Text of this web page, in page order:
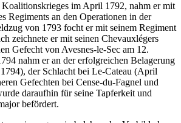
im April 1792, nahm er mit
Regiments an den Operationen in der
von 1793 focht er mit seinem Regiment
zeichnete er mit seinen Chevauxlégers
Gefecht von Avesnes-le-Sec am 12.
nahm er an der erfolgreichen Belagerung
der Schlacht bei Le-Cateau (April
Gefechten bei Cense-du-Fagnel und
daraufhin für seine Tapferkeit und
befördert.